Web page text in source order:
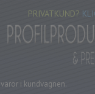
i kundvagnen.
PRIVATKUND?